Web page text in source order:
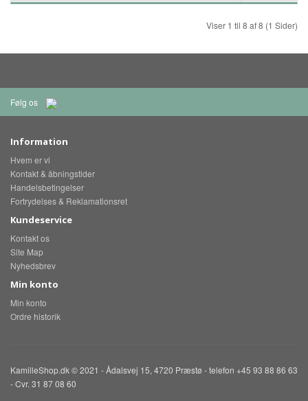
Viser 1 til 8 af 8 (1 Sider)
Følg os
Information
Hvem er vi
Kontakt & åbningstider
Handelsbetingelser
Fortrydelses & Reklamationsret
Kundeservice
Kontakt os
Site Map
Nyhedsbrev
Min konto
Min konto
Ordre historik
KamilleShop.dk © 2021 - Ådalsvej 15, 4720 Præstø - telefon +45 93 88 86 63
- Cvr. 31 87 08 60